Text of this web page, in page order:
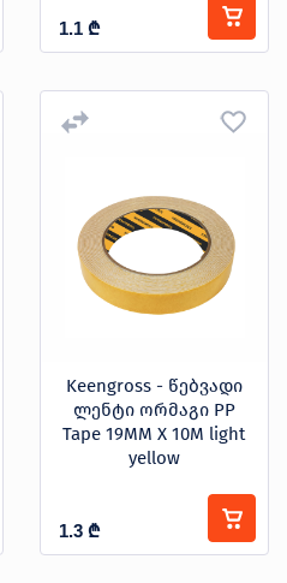
1.1 ₾
Keengross - წებვადი
ლენტი ორმაგი PP
Tape 19MM X 10M light
yellow
1.3 ₾